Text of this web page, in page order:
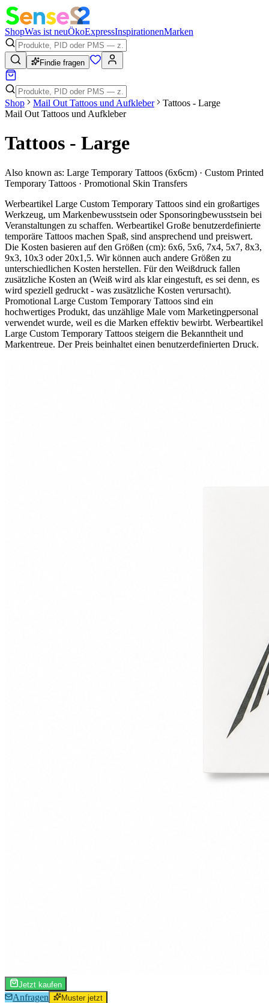
ShopWas ist neuÖkoExpressInspirationenMarken
Findie fragen
Shop Mail Out Tattoos und Aufkleber
Tattoos - Large
Mail Out Tattoos und Aufkleber
Tattoos - Large
Also known as: Large Temporary Tattoos (6x6cm) · Custom Printed
Temporary Tattoos · Promotional Skin Transfers
Werbeartikel Large Custom Temporary Tattoos sind ein großartiges
Werkzeug, um Markenbewusstsein oder Sponsoringbewusstsein bei
Veranstaltungen zu schaffen. Werbeartikel Große benutzerdefinierte
temporäre Tattoos machen Spaß, sind ansprechend und preiswert.
Die Kosten basieren auf den Größen (cm): 6x6, 5x6, 7x4, 5x7, 8x3,
9x3, 10x3 oder 20x1,5. Wir können auch andere Größen zu
unterschiedlichen Kosten herstellen. Für den Weißdruck fallen
zusätzliche Kosten an (Weiß wird als klar eingestuft, es sei denn, es
wird speziell gedruckt - was zusätzliche Kosten verursacht).
Promotional Large Custom Temporary Tattoos sind ein
hochwertiges Produkt, das unzählige Male vom Marketingpersonal
verwendet wurde, weil es die Marken effektiv bewirbt. Werbeartikel
Large Custom Temporary Tattoos steigern die Bekanntheit und
Markentreue. Der Preis beinhaltet einen benutzerdefinierten Druck.
Jetzt kaufen
Anfragen Muster jetzt